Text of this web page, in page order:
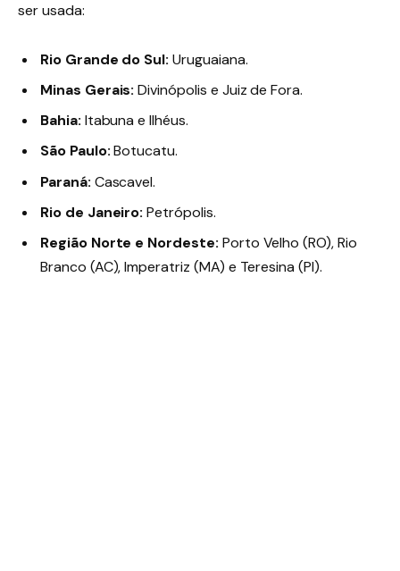
ser usada:
Rio Grande do Sul: Uruguaiana.
Minas Gerais: Divinópolis e Juiz de Fora.
Bahia: Itabuna e Ilhéus.
São Paulo:Botucatu.
Paraná: Cascavel.
Rio de Janeiro: Petrópolis.
Região Norte e Nordeste: Porto Velho (RO), Rio
Branco (AC), Imperatriz (MA) e Teresina (PI).